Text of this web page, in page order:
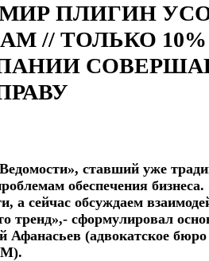
Видео
ПЛИГИН
// ТОЛЬКО
ставший уже
обеспечения
а сейчас обсуждаем
тренд»,- сформулировал
Афанасьев (адвокатское